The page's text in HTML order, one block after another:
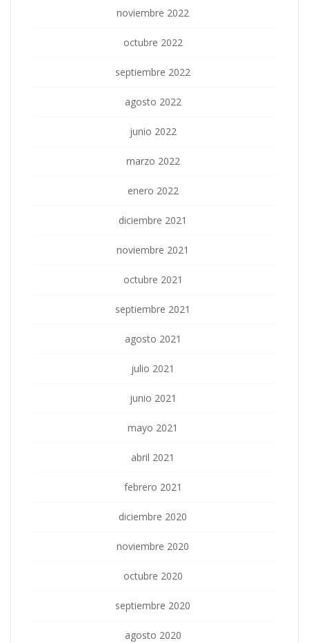
noviembre 2022
octubre 2022
septiembre 2022
agosto 2022
junio 2022
marzo 2022
enero 2022
diciembre 2021
noviembre 2021
octubre 2021
septiembre 2021
agosto 2021
julio 2021
junio 2021
mayo 2021
abril 2021
febrero 2021
diciembre 2020
noviembre 2020
octubre 2020
septiembre 2020
agosto 2020